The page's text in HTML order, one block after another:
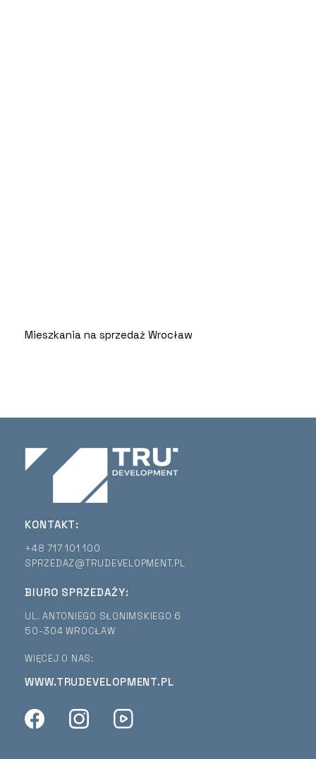
Mieszkania na sprzedaż Wrocław
KONTAKT:
+48 717 101 100
SPRZEDAZ@TRUDEVELOPMENT.PL
BIURO SPRZEDAŻY:
UL. ANTONIEGO SŁONIMSKIEGO 6
50-304 WROCŁAW
WIĘCEJ O NAS:
WWW.TRUDEVELOPMENT.PL